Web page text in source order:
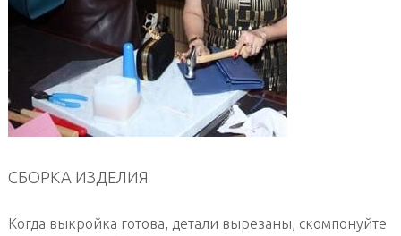
СБОРКА ИЗДЕЛИЯ
Когда выкройка готова, детали вырезаны, скомпонуйте